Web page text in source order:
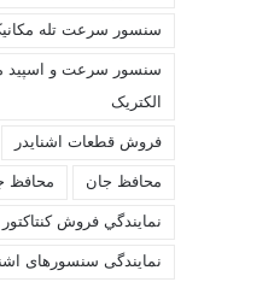
سنسور سرعت تله
سنسور سرعت و اسپید
الکتریک
فروش قطعات اشنايدر
محافظ جان محافظ
نمايندگي فروش کنتاکتور
نمایندگی سنسورهای